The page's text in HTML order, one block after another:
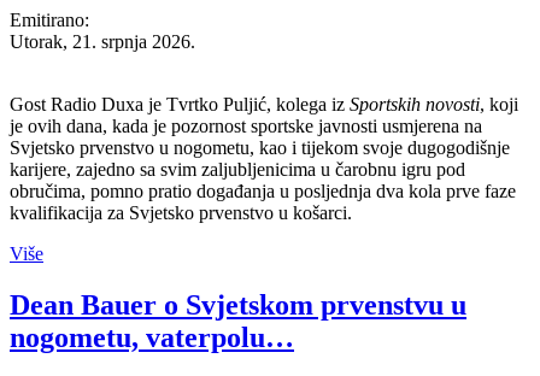
Emitirano:
Utorak, 21. srpnja 2026.
Gost Radio Duxa je Tvrtko Puljić, kolega iz Sportskih novosti, koji
je ovih dana, kada je pozornost sportske javnosti usmjerena na
Svjetsko prvenstvo u nogometu, kao i tijekom svoje dugogodišnje
karijere, zajedno sa svim zaljubljenicima u čarobnu igru pod
obručima, pomno pratio događanja u posljednja dva kola prve faze
kvalifikacija za Svjetsko prvenstvo u košarci.
Više
Dean Bauer o Svjetskom prvenstvu u
nogometu, vaterpolu…